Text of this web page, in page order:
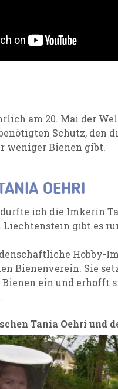
am 20. Mai der
Schutz, den
weniger Bienen gibt.
OEHRI
ich die Imkerin
Liechtenstein gibt es
Hobby-
Bienenverein. Sie
Bienen ein und erhofft
Tania Oehri und